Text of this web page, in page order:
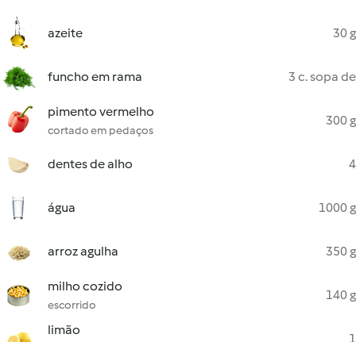
azeite 30 g
funcho em rama 3 c. sopa de
pimento vermelho
cortado em pedaços
300 g
dentes de alho 4
água 1000 g
arroz agulha 350 g
milho cozido
escorrido
140 g
limão
1